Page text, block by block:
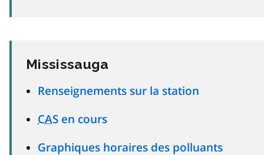
Mississauga
Renseignements sur la station
CAS en cours
Graphiques horaires des polluants